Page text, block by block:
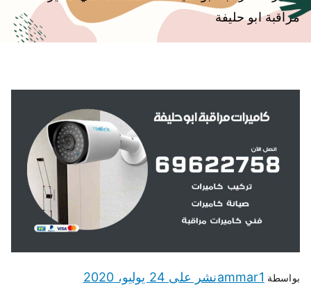
مراقبة ابو حليفة
بواسطة ammar1نشر على 24 يوليو، 2020